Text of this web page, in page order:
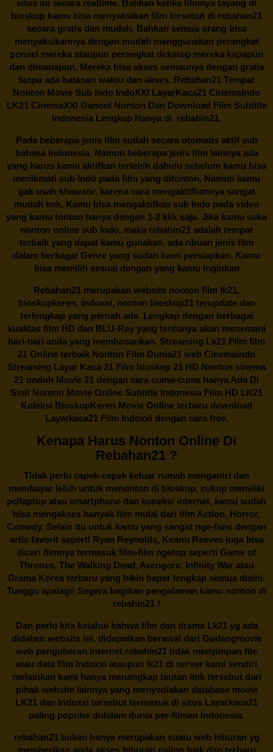
situs ini secara realtime. Bahkan ketika filmnya tayang di
bioskop kamu bisa menyaksikan film tersebut di rebahan21
secara gratis dan mudah. Bahkan semua orang bisa
menyaksikannya dengan mudah menggunakan perangkat
ponsel mereka ataupun perangkat dekstop mereka kapapun
dan dimanapun. Mereka bisa akses semaunya dengan gratis
tanpa ada batasan waktu dan akses. Rebahan21 Tempat
Nonton Movie Sub Indo IndoXXI LayarKaca21 CinemaIndo
LK21 CinemaXXI Ganool Nonton Dan Download Film Subtitle
Indonesia Lengkap Hanya di rebahin21.
Pada beberapa jenis film sudah secara otomatis aktif sub
bahasa Indonesia. Namun beberapa jenis film lainnya ada
yang harus kamu aktifkan terlebih dahulu sebelum kamu bisa
menikmati sub Indo pada film yang ditonton. Namun kamu
gak usah khawatir, karena cara mengaktifkannya sangat
mudah kok. Kamu bisa mengaktifkan sub Indo pada video
yang kamu tonton hanya dengan 1-2 klik saja. Jika kamu suka
nonton online sub Indo, maka rebahin21 adalah tempat
terbaik yang dapat kamu gunakan. ada ribuan jenis film
dalam berbagai Genre yang sudah kami persiapkan. Kamu
bisa memilih sesuai dengan yang kamu inginkan
Rebahan21 merupakan website nonton film lk21,
bioskopkeren, indoxxi, nonton bioskop21 terupdate dan
terlengkap yang pernah ada. Lengkap dengan berbagai
kualitas film HD dan BLU-Ray yang tentunya akan menemani
hari-hari anda yang membosankan. Streaming Lk21 Film film
21 Online terbaik Nonton Film Dunia21 web Cinemaindo
Streaming Layar Kaca 21 Film bioskop 21 HD Nonton sinema
21 unduh Movie 21 dengan cara cuma-cuma hanya Ada Di
Sini! Nonton Movie Online Subtitle Indonesia Film HD LK21
Koleksi BioskopKeren Movie Online terbaru download
Layarkaca21 Film Indoxxi dengan cara free.
Kenapa Harus Nonton Online Di
Rebahan21 ?
Tidak perlu capek-capek keluar rumah mengantri dan
membayar lebih untuk menonton di bioskop, cukup memiliki
pc/laptop atau smartphone dan koneksi internet, kamu sudah
bisa mengakses banyak film mulai dari film Action, Horror,
Comedy. Selain itu untuk kamu yang sangat nge-fans dengan
artis favorit seperti Ryan Reynolds, Keanu Reeves juga bisa
dicari filmnya termasuk film-film ngetop seperti Game of
Thrones, The Walking Dead, Avengers: Infinity War atau
Drama Korea terbaru yang bikin baper lengkap semua disini.
Tunggu apalagi! Segera bagikan pengalaman kamu nonton di
rebahin21 !
Dan perlu kita ketahui bahwa film dan dramaLk21yg ada
didalam website ini, didapatkan berawal dari Gudangmovie
web penguberan internet.rebahin21 tidak menyimpan file
atau data film Indoxxi ataupun lk21 di server kami sendiri
melainkan kami hanya menangkap tautan link tersebut dari
pihak website lainnya yang menyediakan database movie
LK21 dan Indoxxi tersebut termasuk di situs Layarkaca21
paling populer didalam dunia per-filman Indonesia.
rebahan21bukan hanya merupakan suatu web hiburan yg
memberikan anda akses hiburan paling baik dan terbaru